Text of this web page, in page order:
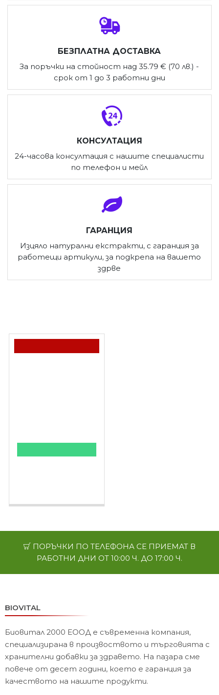
БЕЗПЛАТНА ДОСТАВКА
За поръчки на стойност над 35.79 € (70 лв.) -
срок от 1 до 3 работни дни
КОНСУЛТАЦИЯ
24-часова консултация с нашите специалисти
по телефон и мейл
ГАРАНЦИЯ
Изцяло натурални екстракти, с гаранция за
работещи артикули, за подкрепа на вашето
здрве
ПОРЪЧКИ ПО ТЕЛЕФОНА СЕ ПРИЕМАТ В
РАБОТНИ ДНИ ОТ 10:00 Ч. ДО 17:00 Ч.
BIOVITAL
Биовитал 2000 ЕООД е съвременна компания,
специализирана в произвоството и търговията с
хранителни добавки за здравето. На пазара сме
повече от десет години, което е гаранция за
качеството на нашите продукти.